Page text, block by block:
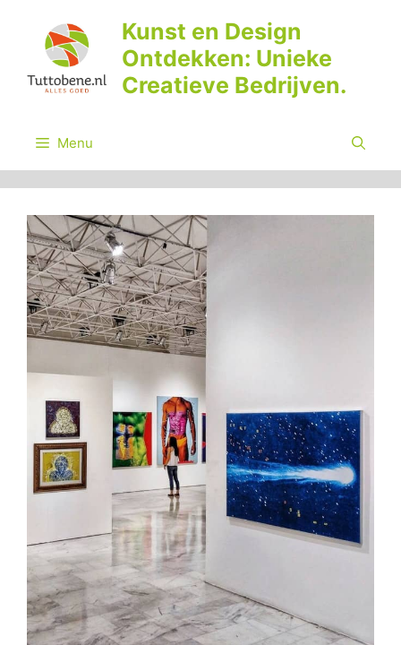
inhoud
Kunst en Design
Ontdekken: Unieke
Creatieve Bedrijven.
Menu